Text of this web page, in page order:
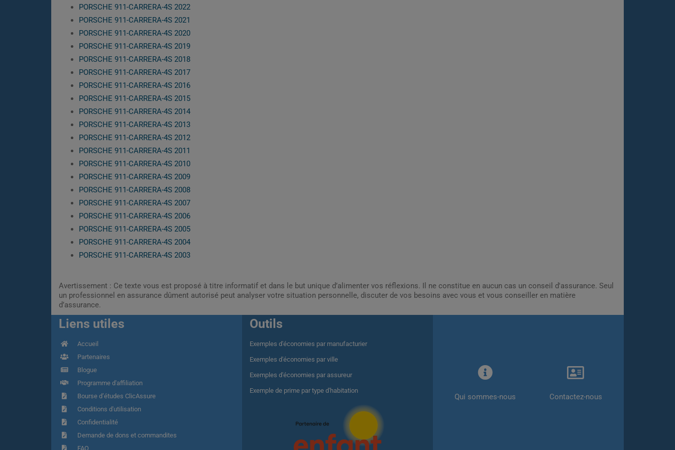
PORSCHE 911-CARRERA-4S 2022
PORSCHE 911-CARRERA-4S 2021
PORSCHE 911-CARRERA-4S 2020
PORSCHE 911-CARRERA-4S 2019
PORSCHE 911-CARRERA-4S 2018
PORSCHE 911-CARRERA-4S 2017
PORSCHE 911-CARRERA-4S 2016
PORSCHE 911-CARRERA-4S 2015
PORSCHE 911-CARRERA-4S 2014
PORSCHE 911-CARRERA-4S 2013
PORSCHE 911-CARRERA-4S 2012
PORSCHE 911-CARRERA-4S 2011
PORSCHE 911-CARRERA-4S 2010
PORSCHE 911-CARRERA-4S 2009
PORSCHE 911-CARRERA-4S 2008
PORSCHE 911-CARRERA-4S 2007
PORSCHE 911-CARRERA-4S 2006
PORSCHE 911-CARRERA-4S 2005
PORSCHE 911-CARRERA-4S 2004
PORSCHE 911-CARRERA-4S 2003
Avertissement : Ce texte vous est proposé à titre informatif et dans le but unique d’alimenter vos réflexions. Il ne constitue en aucun cas un conseil d'assurance. Seul
un professionnel en assurance dûment autorisé peut analyser votre situation personnelle, discuter de vos besoins avec vous et vous conseiller en matière
d’assurance.
Liens utiles
Accueil
Partenaires
Blogue
Programme d'affiliation
Bourse d’études ClicAssure
Conditions d'utilisation
Confidentialité
Demande de dons et commandites
FAQ
Outils
Exemples d'économies par manufacturier
Exemples d'économies par ville
Exemples d'économies par assureur
Exemple de prime par type d'habitation
Qui sommes-nous Contactez-nous